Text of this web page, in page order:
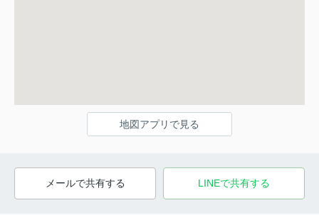
地図アプリで見る
メールで共有する LINEで共有する